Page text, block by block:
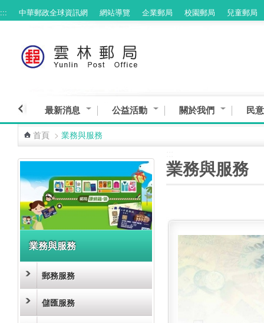
跳到主要內容區塊
::: 中華郵政全球資訊網 網站導覽 企業郵局 校園郵局 兒童郵局
最新消息 公益活動 關於我們 民
首頁 > 業務與服務
業務與服務
郵務服務
儲匯服務
業務與服務